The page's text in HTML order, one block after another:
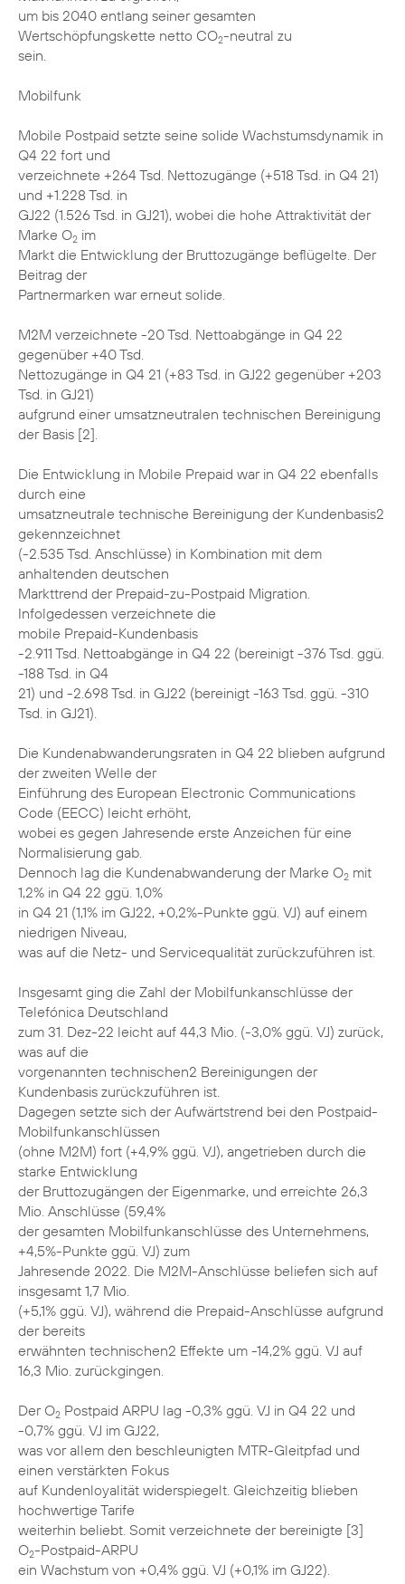
um bis 2040 entlang seiner gesamten
Wertschöpfungskette netto CO2-neutral zu
sein.
Mobilfunk
Mobile Postpaid setzte seine solide Wachstumsdynamik in
Q4 22 fort und
verzeichnete +264 Tsd. Nettozugänge (+518 Tsd. in Q4 21)
und +1.228 Tsd. in
GJ22 (1.526 Tsd. in GJ21), wobei die hohe Attraktivität der
Marke O2 im
Markt die Entwicklung der Bruttozugänge beflügelte. Der
Beitrag der
Partnermarken war erneut solide.
M2M verzeichnete -20 Tsd. Nettoabgänge in Q4 22
gegenüber +40 Tsd.
Nettozugänge in Q4 21 (+83 Tsd. in GJ22 gegenüber +203
Tsd. in GJ21)
aufgrund einer umsatzneutralen technischen Bereinigung
der Basis [2].
Die Entwicklung in Mobile Prepaid war in Q4 22 ebenfalls
durch eine
umsatzneutrale technische Bereinigung der Kundenbasis2
gekennzeichnet
(-2.535 Tsd. Anschlüsse) in Kombination mit dem
anhaltenden deutschen
Markttrend der Prepaid-zu-Postpaid Migration.
Infolgedessen verzeichnete die
mobile Prepaid-Kundenbasis
-2.911 Tsd. Nettoabgänge in Q4 22 (bereinigt -376 Tsd. ggü.
-188 Tsd. in Q4
21) und -2.698 Tsd. in GJ22 (bereinigt -163 Tsd. ggü. -310
Tsd. in GJ21).
Die Kundenabwanderungsraten in Q4 22 blieben aufgrund
der zweiten Welle der
Einführung des European Electronic Communications
Code (EECC) leicht erhöht,
wobei es gegen Jahresende erste Anzeichen für eine
Normalisierung gab.
Dennoch lag die Kundenabwanderung der Marke O2 mit
1,2% in Q4 22 ggü. 1,0%
in Q4 21 (1,1% im GJ22, +0,2%-Punkte ggü. VJ) auf einem
niedrigen Niveau,
was auf die Netz- und Servicequalität zurückzuführen ist.
Insgesamt ging die Zahl der Mobilfunkanschlüsse der
Telefónica Deutschland
zum 31. Dez-22 leicht auf 44,3 Mio. (-3,0% ggü. VJ) zurück,
was auf die
vorgenannten technischen2 Bereinigungen der
Kundenbasis zurückzuführen ist.
Dagegen setzte sich der Aufwärtstrend bei den Postpaid-
Mobilfunkanschlüssen
(ohne M2M) fort (+4,9% ggü. VJ), angetrieben durch die
starke Entwicklung
der Bruttozugängen der Eigenmarke, und erreichte 26,3
Mio. Anschlüsse (59,4%
der gesamten Mobilfunkanschlüsse des Unternehmens,
+4,5%-Punkte ggü. VJ) zum
Jahresende 2022. Die M2M-Anschlüsse beliefen sich auf
insgesamt 1,7 Mio.
(+5,1% ggü. VJ), während die Prepaid-Anschlüsse aufgrund
der bereits
erwähnten technischen2 Effekte um -14,2% ggü. VJ auf
16,3 Mio. zurückgingen.
Der O2 Postpaid ARPU lag -0,3% ggü. VJ in Q4 22 und
-0,7% ggü. VJ im GJ22,
was vor allem den beschleunigten MTR-Gleitpfad und
einen verstärkten Fokus
auf Kundenloyalität widerspiegelt. Gleichzeitig blieben
hochwertige Tarife
weiterhin beliebt. Somit verzeichnete der bereinigte [3]
O2-Postpaid-ARPU
ein Wachstum von +0,4% ggü. VJ (+0,1% im GJ22).